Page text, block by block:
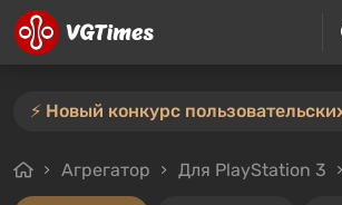
Агрегатор Для PlayStation 3